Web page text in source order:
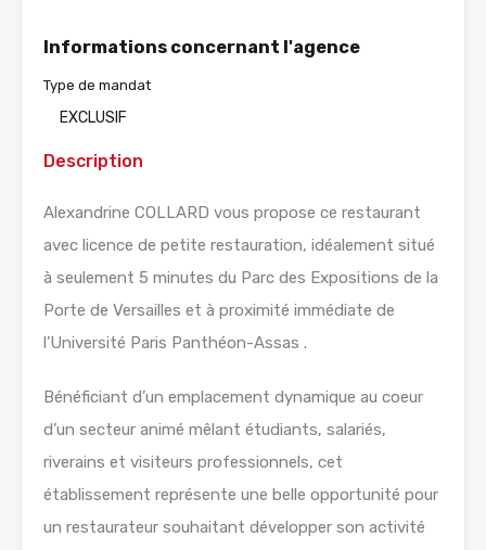
Informations concernant l'agence
Type de mandat
EXCLUSIF
Description
Alexandrine COLLARD vous propose ce restaurant
avec licence de petite restauration, idéalement situé
à seulement 5 minutes du Parc des Expositions de la
Porte de Versailles et à proximité immédiate de
l’Université Paris Panthéon-Assas .
Bénéficiant d’un emplacement dynamique au coeur
d’un secteur animé mêlant étudiants, salariés,
riverains et visiteurs professionnels, cet
établissement représente une belle opportunité pour
un restaurateur souhaitant développer son activité